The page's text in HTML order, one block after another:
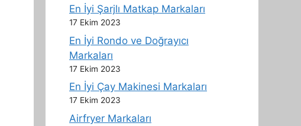
En İyi Şarjlı Matkap Markaları
17 Ekim 2023
En İyi Rondo ve Doğrayıcı
Markaları
17 Ekim 2023
En İyi Çay Makinesi Markaları
17 Ekim 2023
Airfryer Markaları